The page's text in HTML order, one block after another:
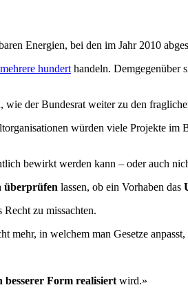
Energien, bei den im Jahr 2010
hundert handeln. Demgegenüber
der Bundesrat weiter zu den
würden viele Projekte im
bewirkt werden kann – oder auch
überprüfen lassen, ob ein Vorhaben das
zu missachten.
in welchem man Gesetze
besserer Form realisiert wird.»